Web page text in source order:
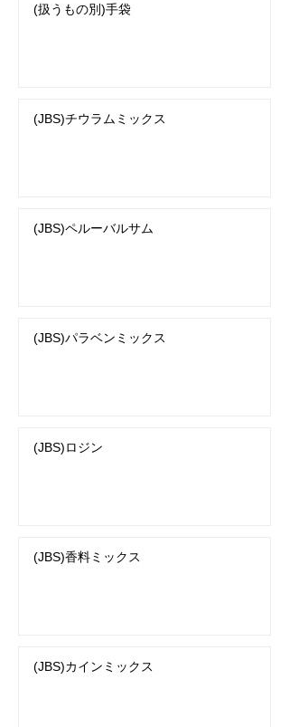
(扱うもの別)手袋
(JBS)チウラムミックス
(JBS)ペルーバルサム
(JBS)パラベンミックス
(JBS)ロジン
(JBS)香料ミックス
(JBS)カインミックス